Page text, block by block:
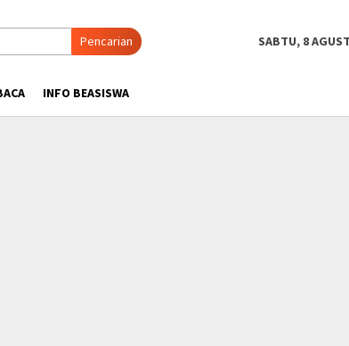
Pencarian SABTU, 8
INFO BEASISWA